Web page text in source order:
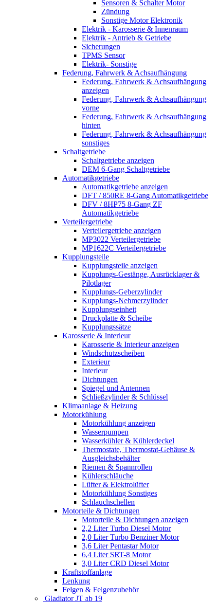
Sensoren & Schalter Motor
Zündung
Sonstige Motor Elektronik
Elektrik - Karosserie & Innenraum
Elektrik - Antrieb & Getriebe
Sicherungen
TPMS Sensor
Elektrik- Sonstige
Federung, Fahrwerk & Achsaufhängung
Federung, Fahrwerk & Achsaufhängung
anzeigen
Federung, Fahrwerk & Achsaufhängung
vorne
Federung, Fahrwerk & Achsaufhängung
hinten
Federung, Fahrwerk & Achsaufhängung
sonstiges
Schaltgetriebe
Schaltgetriebe anzeigen
DEM 6-Gang Schaltgetriebe
Automatikgetriebe
Automatikgetriebe anzeigen
DFT / 850RE 8-Gang Automatikgetriebe
DFV / 8HP75 8-Gang ZF
Automatikgetriebe
Verteilergetriebe
Verteilergetriebe anzeigen
MP3022 Verteilergetriebe
MP1622C Verteilergetriebe
Kupplungsteile
Kupplungsteile anzeigen
Kupplungs-Gestänge, Ausrücklager &
Pilotlager
Kupplungs-Geberzylinder
Kupplungs-Nehmerzylinder
Kupplungseinheit
Druckplatte & Scheibe
Kupplungssätze
Karosserie & Interieur
Karosserie & Interieur anzeigen
Windschutzscheiben
Exterieur
Interieur
Dichtungen
Spiegel und Antennen
Schließzylinder & Schlüssel
Klimaanlage & Heizung
Motorkühlung
Motorkühlung anzeigen
Wasserpumpen
Wasserkühler & Kühlerdeckel
Thermostate, Thermostat-Gehäuse &
Ausgleichsbehälter
Riemen & Spannrollen
Kühlerschläuche
Lüfter & Elektrolüfter
Motorkühlung Sonstiges
Schlauchschellen
Motorteile & Dichtungen
Motorteile & Dichtungen anzeigen
2,2 Liter Turbo Diesel Motor
2,0 Liter Turbo Benziner Motor
3,6 Liter Pentastar Motor
6,4 Liter SRT-8 Motor
3,0 Liter CRD Diesel Motor
Kraftstoffanlage
Lenkung
Felgen & Felgenzubehör
Gladiator JT ab 19